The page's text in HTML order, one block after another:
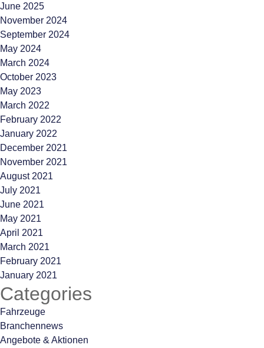
June 2025
November 2024
September 2024
May 2024
March 2024
October 2023
May 2023
March 2022
February 2022
January 2022
December 2021
November 2021
August 2021
July 2021
June 2021
May 2021
April 2021
March 2021
February 2021
January 2021
Categories
Fahrzeuge
Branchennews
Angebote & Aktionen